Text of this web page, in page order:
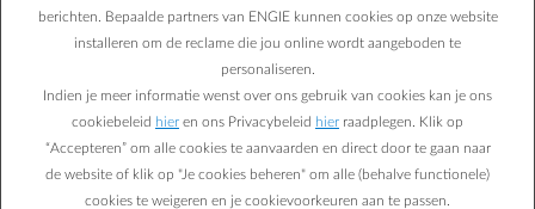
13/05/2020 ·1 min
De energieprijzen – elektriciteit en gas – namen een flinke
duik. Dat komt uiteraard door de coronacrisis, maar er zijn
het om alle energiecontracten? Een woordje uitleg ...
berichten. Bepaalde partners van ENGIE kunnen cookies op onze website
installeren om de reclame die jou online wordt aangeboden te
personaliseren.
Indien je meer informatie wenst over ons gebruik van cookies kan je ons
cookiebeleid hier en ons Privacybeleid hier raadplegen. Klik op
“Accepteren” om alle cookies te aanvaarden en direct door te gaan naar
de website of klik op "Je cookies beheren" om alle (behalve functionele)
cookies te weigeren en je cookievoorkeuren aan te passen.